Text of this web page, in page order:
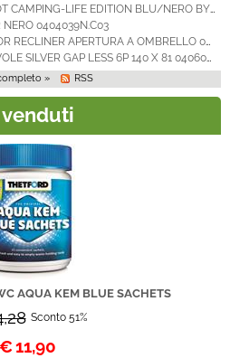
SEDIA REGISTA ALU ONE SHOT CAMPING-LIFE EDITION BLU/NERO BY BRUNNER
NERO 0404039N.C03
SEDIA CON BRACCIOLI RAPTOR RECLINER APERTURA A OMBRELLO 0404050N.C20
TAVOLO ALLUMINIO PIEGHEVOLE SILVER GAP LESS 6P 140 X 81 0406077N
» RSS
venduti
AQUA KEM BLUE SACHETS
Sconto 51%
€11,90